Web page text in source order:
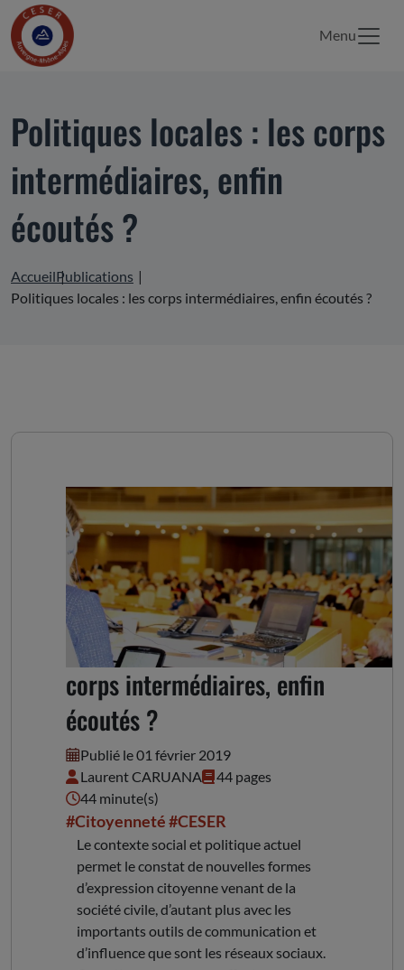
Menu
Politiques locales : les corps
intermédiaires, enfin
écoutés ?
AccueilPublications
Politiques locales : les corps intermédiaires, enfin écoutés ?
Politiques locales : les
corps intermédiaires, enfin
écoutés ?
Publié le 01 février 2019
Laurent CARUANA
44 pages
44 minute(s)
#Citoyenneté#CESER
Le contexte social et politique actuel
permet le constat de nouvelles formes
d’expression citoyenne venant de la
société civile, d’autant plus avec les
importants outils de communication et
d’influence que sont les réseaux sociaux.